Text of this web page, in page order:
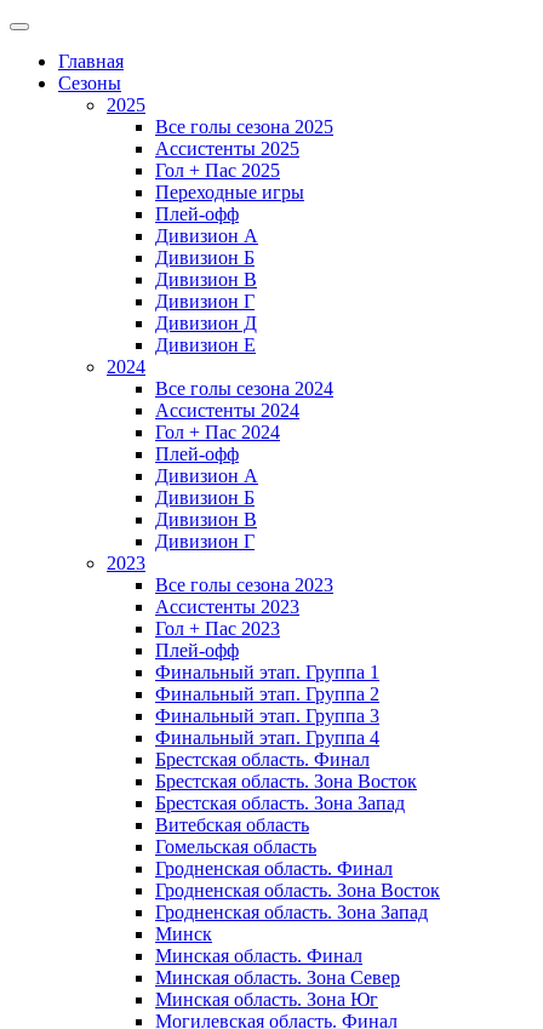
Главная
Сезоны
2025
Все голы сезона 2025
Ассистенты 2025
Гол + Пас 2025
Переходные игры
Плей-офф
Дивизион A
Дивизион Б
Дивизион В
Дивизион Г
Дивизион Д
Дивизион Е
2024
Все голы сезона 2024
Ассистенты 2024
Гол + Пас 2024
Плей-офф
Дивизион A
Дивизион Б
Дивизион В
Дивизион Г
2023
Все голы сезона 2023
Ассистенты 2023
Гол + Пас 2023
Плей-офф
Финальный этап. Группа 1
Финальный этап. Группа 2
Финальный этап. Группа 3
Финальный этап. Группа 4
Брестская область. Финал
Брестская область. Зона Восток
Брестская область. Зона Запад
Витебская область
Гомельская область
Гродненская область. Финал
Гродненская область. Зона Восток
Гродненская область. Зона Запад
Минск
Минская область. Финал
Минская область. Зона Север
Минская область. Зона Юг
Могилевская область. Финал